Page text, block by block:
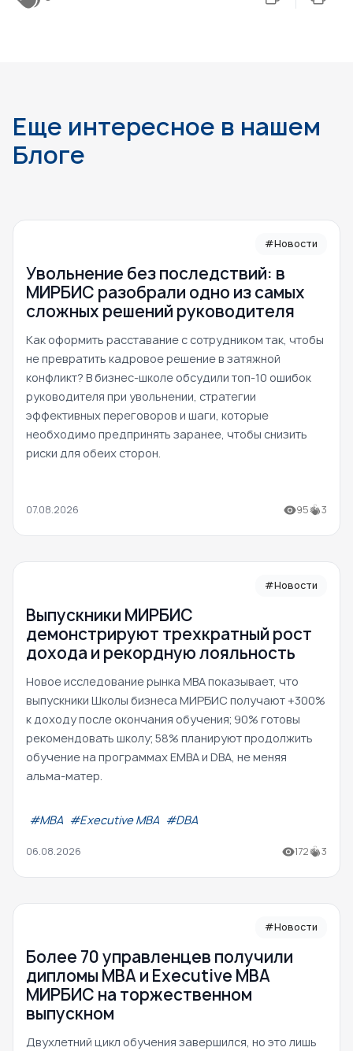
Еще интересное в нашем
Блоге
#Новости
Увольнение без последствий: в
МИРБИС разобрали одно из самых
сложных решений руководителя
Как оформить расставание с сотрудником так, чтобы
не превратить кадровое решение в затяжной
конфликт? В бизнес-школе обсудили топ-10 ошибок
руководителя при увольнении, стратегии
эффективных переговоров и шаги, которые
необходимо предпринять заранее, чтобы снизить
риски для обеих сторон.
07.08.2026 95 3
#Новости
Выпускники МИРБИС
демонстрируют трехкратный рост
дохода и рекордную лояльность
Новое исследование рынка MBA показывает, что
выпускники Школы бизнеса МИРБИС получают +300%
к доходу после окончания обучения; 90% готовы
рекомендовать школу; 58% планируют продолжить
обучение на программах EMBA и DBA, не меняя
альма-матер.
#МВА #Executive MBA #DBA
06.08.2026 172 3
#Новости
Более 70 управленцев получили
дипломы MBA и Executive MBA
МИРБИС на торжественном
выпускном
Двухлетний цикл обучения завершился, но это лишь